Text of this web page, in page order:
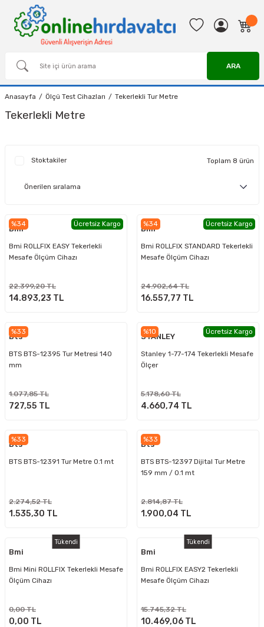
ARA
Anasayfa Ölçü Test Cihazları Tekerlekli Tur Metre
Tekerlekli Metre
Stoktakiler Toplam 8 ürün
%34 Ücretsiz Kargo
Bmi
Bmi ROLLFIX EASY Tekerlekli
Mesafe Ölçüm Cihazı
22.399,20 TL
14.893,23 TL
%34 Ücretsiz Kargo
Bmi
Bmi ROLLFIX STANDARD Tekerlekli
Mesafe Ölçüm Cihazı
24.902,64 TL
16.557,77 TL
%33
Bts
BTS BTS-12395 Tur Metresi 140
mm
1.077,85 TL
727,55 TL
%10 Ücretsiz Kargo
STANLEY
Stanley 1-77-174 Tekerlekli Mesafe
Ölçer
5.178,60 TL
4.660,74 TL
%33
Bts
BTS BTS-12391 Tur Metre 0.1 mt
2.274,52 TL
1.535,30 TL
%33
Bts
BTS BTS-12397 Dijital Tur Metre
159 mm / 0.1 mt
2.814,87 TL
1.900,04 TL
Tükendi
Bmi
Bmi Mini ROLLFIX Tekerlekli Mesafe
Ölçüm Cihazı
0,00 TL
0,00 TL
Tükendi
Bmi
Bmi ROLLFIX EASY2 Tekerlekli
Mesafe Ölçüm Cihazı
15.745,32 TL
10.469,06 TL